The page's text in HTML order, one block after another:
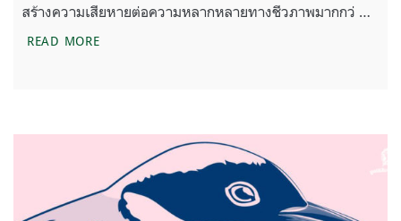
สร้างความเสียหายต่อความหลากหลายทางชีวภาพมากกว่ …
READ MOREการค้าสัตว์ป่าทั่วโลก กำลังนำไปสู่การลดลงของสัตว์ป่